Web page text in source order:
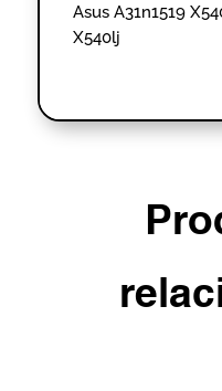
Asus A31n1519
X540lj